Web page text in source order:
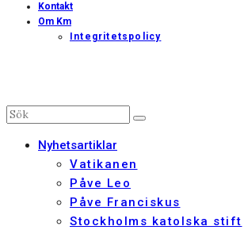
Kontakt
Om Km
Integritetspolicy
Nyhetsartiklar
Vatikanen
Påve Leo
Påve Franciskus
Stockholms katolska stift